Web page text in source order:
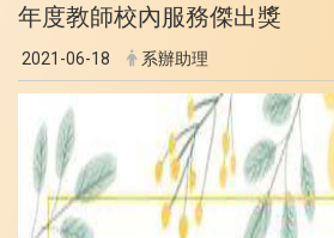
年度教師校內服務傑出獎
2021-06-18 系辦助理